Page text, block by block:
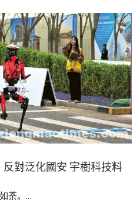
對泛化國安 宇樹科技料
荼。...